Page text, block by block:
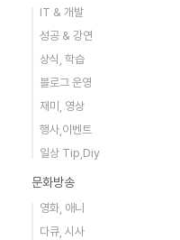
IT & 개발
성공 & 강연
상식, 학습
블로그 운영
재미, 영상
행사,이벤트
일상 Tip,Diy
문화방송
영화, 애니
다큐, 시사